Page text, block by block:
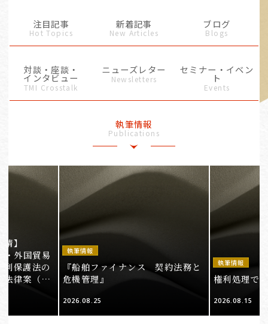
注目記事
Hot Topics
新着記事
New Articles
ブログ
Blogs
対談・座談・
インタビュー
TMI Crosstalk
ニューズレター
Newsletters
セミナー・イベン
ト
Events
執筆情報
Publications
】
外国貿易
利保護法の
法律案（そ
執筆情報
『船舶ファイナンス 契約法務と
危機管理』
2026.08.25
執筆情報
権利処理で
2026.08.15